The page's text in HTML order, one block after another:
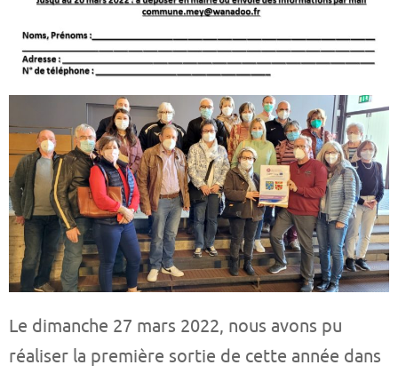
Le dimanche 27 mars 2022, nous avons pu
réaliser la première sortie de cette année dans